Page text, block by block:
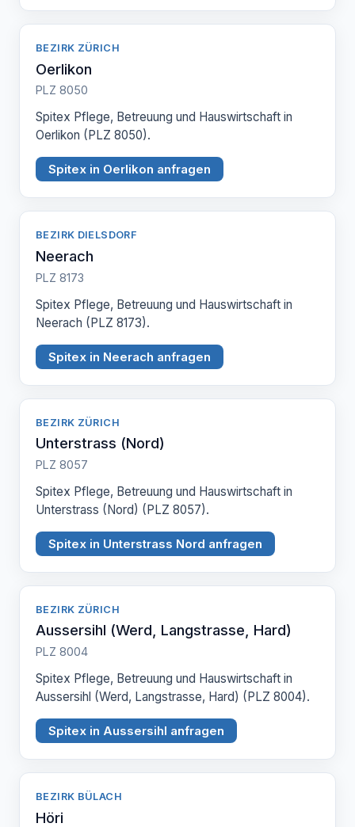
BEZIRK ZÜRICH
Oerlikon
PLZ 8050
Spitex Pflege, Betreuung und Hauswirtschaft in
Oerlikon (PLZ 8050).
Spitex in Oerlikon anfragen
BEZIRK DIELSDORF
Neerach
PLZ 8173
Spitex Pflege, Betreuung und Hauswirtschaft in
Neerach (PLZ 8173).
Spitex in Neerach anfragen
BEZIRK ZÜRICH
Unterstrass (Nord)
PLZ 8057
Spitex Pflege, Betreuung und Hauswirtschaft in
Unterstrass (Nord) (PLZ 8057).
Spitex in Unterstrass Nord anfragen
BEZIRK ZÜRICH
Aussersihl (Werd, Langstrasse, Hard)
PLZ 8004
Spitex Pflege, Betreuung und Hauswirtschaft in
Aussersihl (Werd, Langstrasse, Hard) (PLZ 8004).
Spitex in Aussersihl anfragen
BEZIRK BÜLACH
Höri